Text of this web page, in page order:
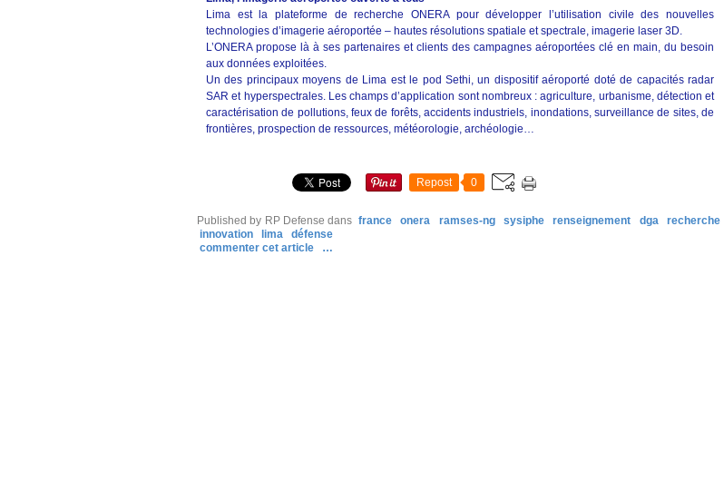
Lima est la plateforme de recherche ONERA pour développer l’utilisation civile des nouvelles
technologies d’imagerie aéroportée – hautes résolutions spatiale et spectrale, imagerie laser 3D.
L’ONERA propose là à ses partenaires et clients des campagnes aéroportées clé en main, du besoin
aux données exploitées.
Un des principaux moyens de Lima est le pod Sethi, un dispositif aéroporté doté de capacités radar
SAR et hyperspectrales. Les champs d’application sont nombreux : agriculture, urbanisme, détection et
caractérisation de pollutions, feux de forêts, accidents industriels, inondations, surveillance de sites, de
frontières, prospection de ressources, météorologie, archéologie…
Repost 0
Published by RP Defense dans france onera ramses-ng sysiphe renseignement dga
recherche
innovation
lima
défense
commenter cet article
…